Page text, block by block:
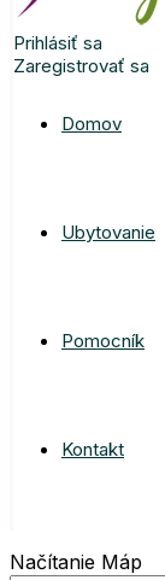
Prihlásiť sa
Zaregistrovať sa
Domov
Ubytovanie
Pomocník
Kontakt
Načítanie Máp